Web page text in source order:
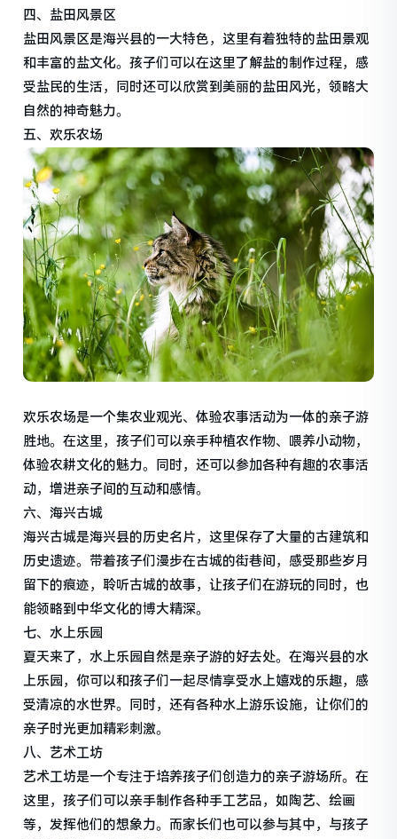
四、盐田风景区
盐田风景区是海兴县的一大特色，这里有着独特的盐田景观
和丰富的盐文化。孩子们可以在这里了解盐的制作过程，感
受盐民的生活，同时还可以欣赏到美丽的盐田风光，领略大
自然的神奇魅力。
五、欢乐农场
欢乐农场是一个集农业观光、体验农事活动为一体的亲子游
胜地。在这里，孩子们可以亲手种植农作物、喂养小动物，
体验农耕文化的魅力。同时，还可以参加各种有趣的农事活
动，增进亲子间的互动和感情。
六、海兴古城
海兴古城是海兴县的历史名片，这里保存了大量的古建筑和
历史遗迹。带着孩子们漫步在古城的街巷间，感受那些岁月
留下的痕迹，聆听古城的故事，让孩子们在游玩的同时，也
能领略到中华文化的博大精深。
七、水上乐园
夏天来了，水上乐园自然是亲子游的好去处。在海兴县的水
上乐园，你可以和孩子们一起尽情享受水上嬉戏的乐趣，感
受清凉的水世界。同时，还有各种水上游乐设施，让你们的
亲子时光更加精彩刺激。
八、艺术工坊
艺术工坊是一个专注于培养孩子们创造力的亲子游场所。在
这里，孩子们可以亲手制作各种手工艺品，如陶艺、绘画
等，发挥他们的想象力。而家长们也可以参与其中，与孩子